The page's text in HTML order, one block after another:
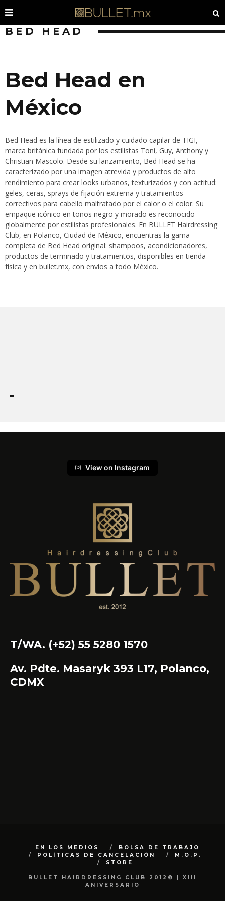
BED HEAD
Bed Head en
México
Bed Head es la línea de estilizado y cuidado capilar de TIGI,
marca británica fundada por los estilistas Toni, Guy, Anthony y
Christian Mascolo. Desde su lanzamiento, Bed Head se ha
caracterizado por una imagen atrevida y productos de alto
rendimiento para crear looks urbanos, texturizados y con actitud:
geles, ceras, sprays de fijación extrema y tratamientos
correctivos para cabello maltratado por el calor o el color. Su
empaque icónico en tonos negro y morado es reconocido
globalmente por estilistas profesionales. En BULLET Hairdressing
Club, en Polanco, Ciudad de México, encuentras la gama
completa de Bed Head original: shampoos, acondicionadores,
productos de terminado y tratamientos, disponibles en tienda
física y en bullet.mx, con envíos a todo México.
View on Instagram
T/WA. (+52) 55 5280 1570
Av. Pdte. Masaryk 393 L17, Polanco,
CDMX
EN LOS MEDIOS
BOLSA DE TRABAJO
POLÍTICAS DE CANCELACIÓN
M.O.P.
STORE
BULLET HAIRDRESSING CLUB 2012© | XIII
ANIVERSARIO